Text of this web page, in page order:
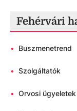
Fehérvári
• Buszmenetrend
• Szolgáltatók
• Orvosi ügyeletek